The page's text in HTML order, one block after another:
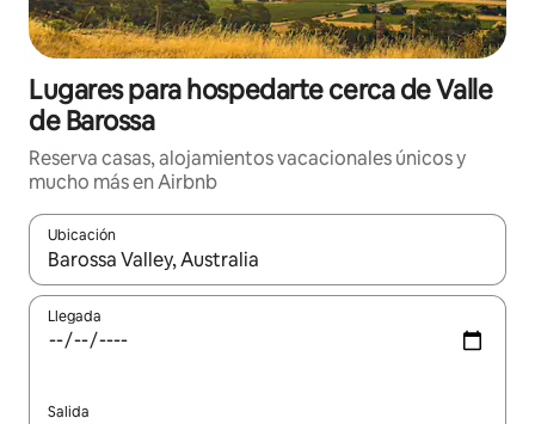
Lugares para hospedarte cerca de Valle
de Barossa
Reserva casas, alojamientos vacacionales únicos y
mucho más en Airbnb
Ubicación
Cuando los resultados estén disponibles, podrás navegar
Llegada
Salida